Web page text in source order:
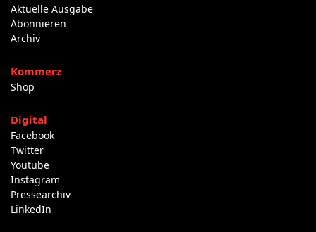
Aktuelle Ausgabe
Abonnieren
Archiv
Kommerz
Shop
Digital
Facebook
Twitter
Youtube
Instagram
Pressearchiv
LinkedIn